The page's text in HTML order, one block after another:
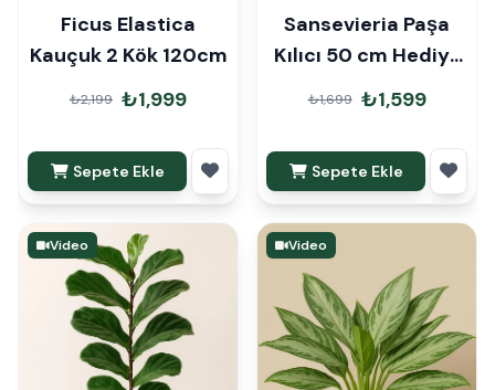
Ficus Elastica
Kauçuk 2 Kök 120cm
₺2,199 ₺1,999
Sepete Ekle
Sansevieria Paşa
Kılıcı 50 cm Hediye
Paketli
₺1,699 ₺1,599
Sepete Ekle
Video Video